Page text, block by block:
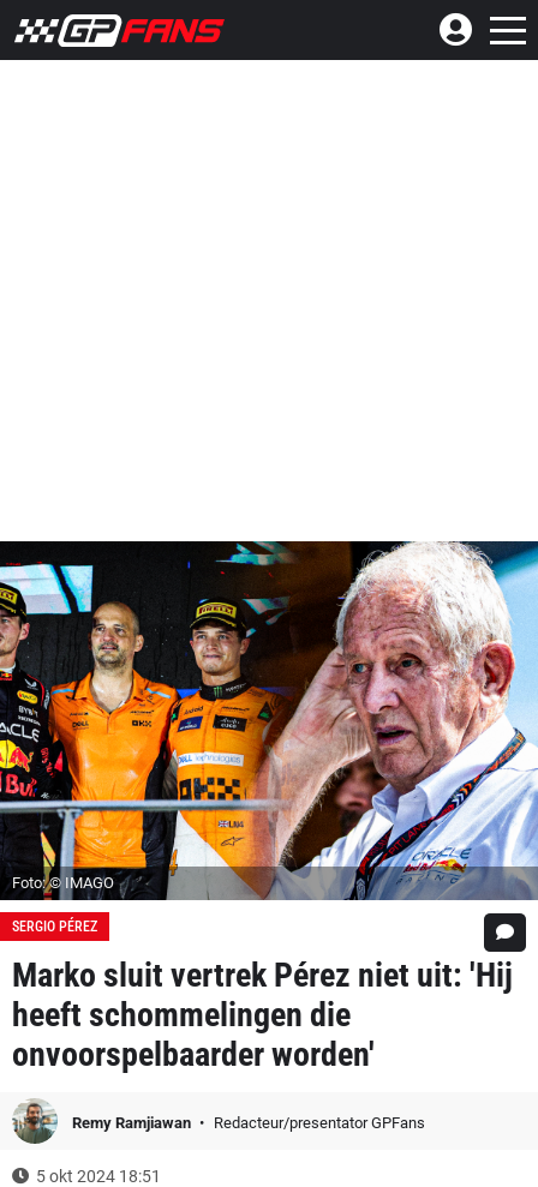
Foto: © IMAGO
SERGIO PÉREZ
Marko sluit vertrek Pérez niet uit: 'Hij
heeft schommelingen die
onvoorspelbaarder worden'
Remy Ramjiawan Redacteur/presentator GPFans
5 okt 2024 18:51